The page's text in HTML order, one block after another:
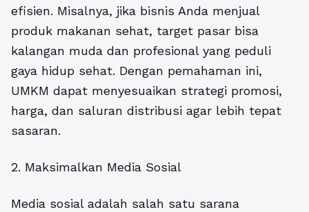
efisien. Misalnya, jika bisnis Anda menjual
produk makanan sehat, target pasar bisa
kalangan muda dan profesional yang peduli
gaya hidup sehat. Dengan pemahaman ini,
UMKM dapat menyesuaikan strategi promosi,
harga, dan saluran distribusi agar lebih tepat
sasaran.
2. Maksimalkan Media Sosial
Media sosial adalah salah satu sarana